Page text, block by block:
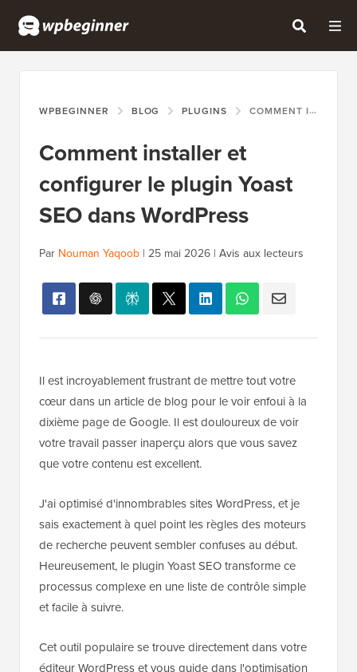
WPBEGINNER BLOG PLUGINS COMMENT INSTALLER ET CONFIGURER LE PLUGIN YOAST SEO DANS WORDPRESS
Comment installer et
configurer le plugin Yoast
SEO dans WordPress
Par Nouman Yaqoob | 25 mai 2026 | Avis aux lecteurs
Il est incroyablement frustrant de mettre tout votre
cœur dans un article de blog pour le voir enfoui à la
dixième page de Google. Il est douloureux de voir
votre travail passer inaperçu alors que vous savez
que votre contenu est excellent.
J'ai optimisé d'innombrables sites WordPress, et je
sais exactement à quel point les règles des moteurs
de recherche peuvent sembler confuses au début.
Heureusement, le plugin Yoast SEO transforme ce
processus complexe en une liste de contrôle simple
et facile à suivre.
Cet outil populaire se trouve directement dans votre
éditeur WordPress et vous guide dans l'optimisation